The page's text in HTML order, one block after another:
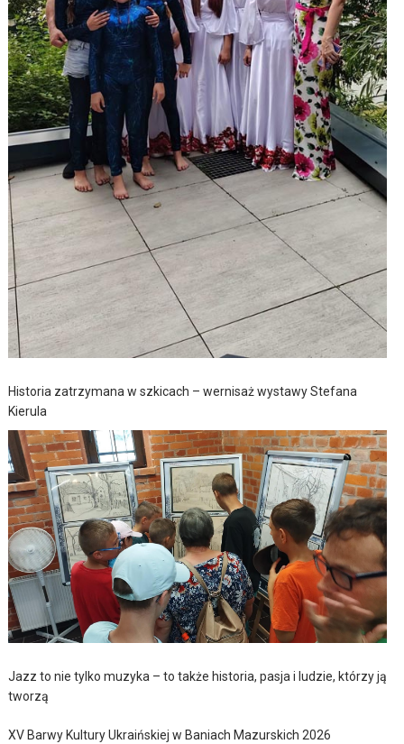
Historia zatrzymana w szkicach – wernisaż wystawy Stefana
Kierula
Jazz to nie tylko muzyka – to także historia, pasja i ludzie, którzy ją
tworzą
XV Barwy Kultury Ukraińskiej w Baniach Mazurskich 2026